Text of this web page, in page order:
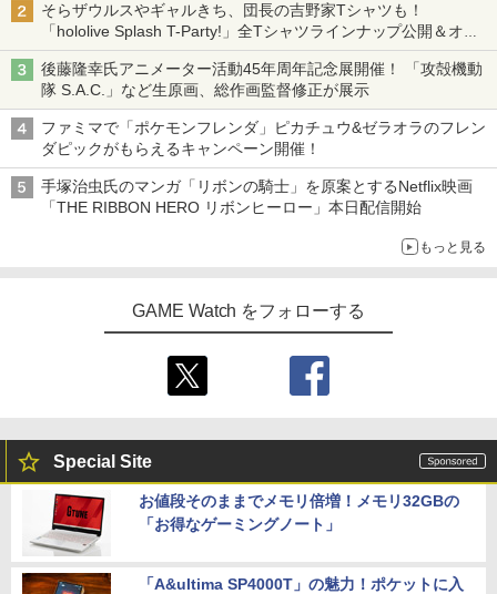
そらザウルスやギャルきち、団長の吉野家Tシャツも！
「hololive Splash T-Party!」全Tシャツラインナップ公開＆オン
ライン販売開始
後藤隆幸氏アニメーター活動45年周年記念展開催！ 「攻殻機動
隊 S.A.C.」など生原画、総作画監督修正が展示
ファミマで「ポケモンフレンダ」ピカチュウ&ゼラオラのフレン
ダピックがもらえるキャンペーン開催！
手塚治虫氏のマンガ「リボンの騎士」を原案とするNetflix映画
「THE RIBBON HERO リボンヒーロー」本日配信開始
もっと見る
GAME Watch をフォローする
Special Site
お値段そのままでメモリ倍増！メモリ32GBの
「お得なゲーミングノート」
「A&ultima SP4000T」の魅力！ポケットに入